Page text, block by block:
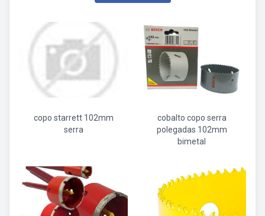
copo starrett 102mm
serra
cobalto copo serra
polegadas 102mm
bimetal